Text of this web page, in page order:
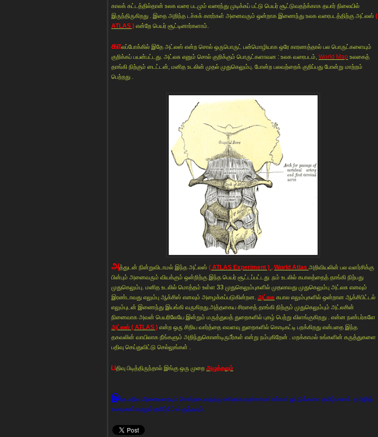
காலக் கட்டத்தில்தான் உலக வரை படமும் வரைந்து முடிக்கப் பட்டு பெயர் சூட்டுவதற்க்காக தயார் நிலையில்
இருந்திருகிறது . இதை அறிந்த டச்சுக் காரர்கள் அனைவரும் ஒன்றாக இணைந்து உலக வரைபடத்திற்கு அட்லஸ் (
ATLAS ) என்றே பெயர் சூட்டினார்களாம்.
காலப்போக்கில் இதே அட்லஸ் என்ற சொல் ஒருபொருட் பன்மொழியாக ஒரே காரணத்தால் பல பொருட்களையும்
குறிக்கப் பயன்பட்டது. அட்லசு எனும் சொல் குறிக்கும் பொருட்களாவன : உலக வரைபடம், World Map உலகைத்
தாங்கி நிற்கும் டைட்டன், மனித உடலின் முதல் முதுகெலும்பு. போன்ற பலவற்றைக் குறிப்பது போன்று மாற்றம்
பெற்றது .
அத்துடன் நின்றுவிடாமல் இந்த அட்லஸ் ( ATLAS Experiment ) , World Atlas அறிவியலின் பல வளர்சிக்கு
பின்பும் அனைவரும் வியக்கும் ஒன்றிற்கு இந்த பெயர் சூட்டப்பட்டது .நம் உடலில் கபாலத்தைத் தாங்கி நிற்பது
முதுகெலும்பு. மனித உடலில் மொத்தம் உள்ள 33 முதுகெலும்புகளில் முதலாவது முதுகெலும்பு அட்லசு எனவும்
இரண்டாவது எலும்பு ஆக்சிஸ் எனவும் அழைக்கப்படுகின்றன. அட்லசு கபால எலும்புகளில் ஒன்றான ஆக்சிபிட்டல்
எலும்புடன் இணைந்து இயங்கி வருகிறது.அத்தகைய சிரசைத் தாங்கி நிற்கும் முதுகெலும்பும் அட்லசின்
நினைவாக அவன் பெயரிலேயே இன்றும் மருத்துவத் துறைகளில் புகழ் பெற்று விளங்குகிறது . என்ன நண்பர்களே
அட்லஸ் ( ATLAS ) என்ற ஒரு சிறிய வார்த்தை எவளவு துறைகளில் கொடிகட்டி பறக்கிறது என்பதை இந்த
தகவலின் வாயிலாக நீங்களும் அறிந்துகொண்டிருபீர்கள் என்று நம்புகிறேன் . மறக்காமல் உங்களின் கருத்துகளை
பதிவு செய்துவிட்டு செல்லுங்கள் .
பதிவு பிடித்திருந்தால் இங்கு ஒரு முறை அழுத்தவும்
இந்த பதிவு அனைவரையும் சென்றடைவதற்கு எளிதாக மறக்காமல் உங்கள் ஓட்டுக்களை தமிழ்மணம், தமிழிஷ்,
உலவு.காம் மற்றும் தமிழ்10-ல் குத்தவும்.